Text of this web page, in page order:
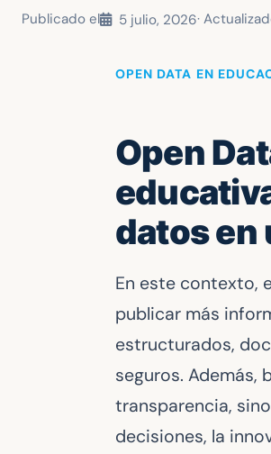
Publicado el 5 julio, 2026·
OPEN DATA EN
Open
datos en
En este contexto,
publicar más
estructurados,
seguros. Además,
transparencia,
decisiones, la